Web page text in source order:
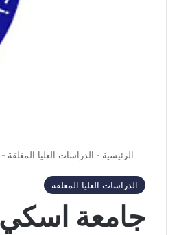
الرئيسية - الدراسات العليا المغلقة -
الدراسات العليا المغلقة
جامعة